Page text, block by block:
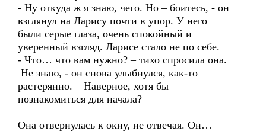
- Ну откуда ж я знаю, чего. Но – боитесь, - он
взглянул на Ларису почти в упор. У него
были серые глаза, очень спокойный и
уверенный взгляд. Ларисе стало не по себе.
- Что… что вам нужно? – тихо спросила она.
Не знаю, - он снова улыбнулся, как-то
растерянно. – Наверное, хотя бы
познакомиться для начала?
Она отвернулась к окну, не отвечая. Он…